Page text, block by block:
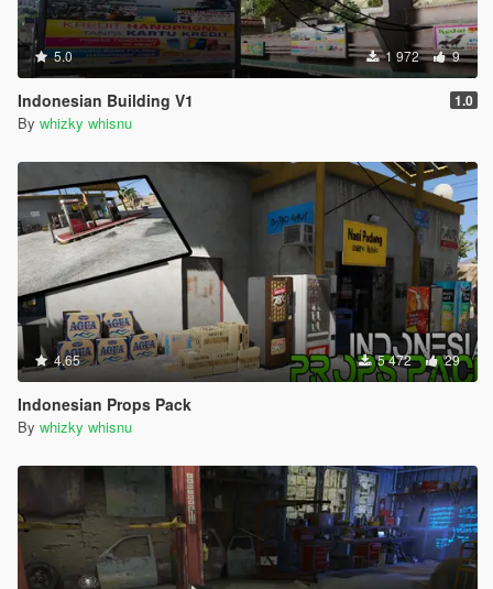
5.0 1 972 9
Indonesian Building V1 1.0
By whizky whisnu
4.65 5 472 29
Indonesian Props Pack
By whizky whisnu